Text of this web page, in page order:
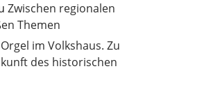
Zwischen regionalen
Themen
im Volkshaus. Zu
des historischen